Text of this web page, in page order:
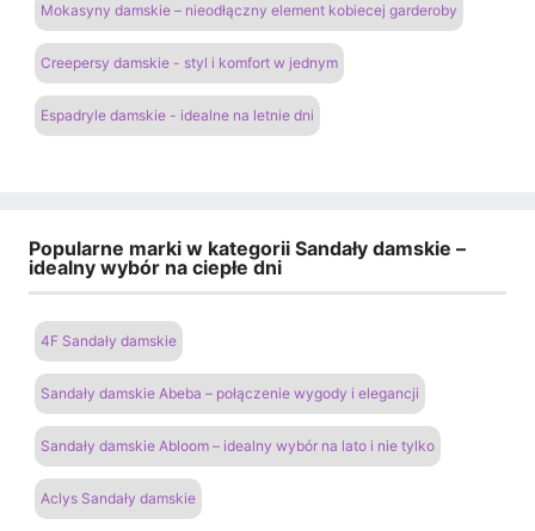
Mokasyny damskie – nieodłączny element kobiecej garderoby
Creepersy damskie - styl i komfort w jednym
Espadryle damskie - idealne na letnie dni
Popularne marki w kategorii Sandały damskie –
idealny wybór na ciepłe dni
4F Sandały damskie
Sandały damskie Abeba – połączenie wygody i elegancji
Sandały damskie Abloom – idealny wybór na lato i nie tylko
Aclys Sandały damskie